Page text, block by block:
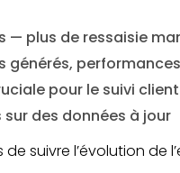
— plus de ressaisie
générés,
pour le suivi client
des données à jour
suivre l’évolution de